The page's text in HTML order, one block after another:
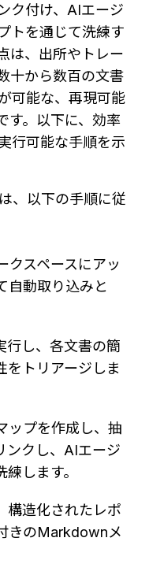
ク付け、AIエージ
トを通じて洗練す
は、出所やトレー
十から数百の文書
可能な、再現可能
す。以下に、効率
行可能な手順を示
、以下の手順に従
クスペースにアッ
自動取り込みと
行し、各文書の簡
をトリアージしま
ップを作成し、抽
ンクし、AIエージ
します。
構造化されたレポ
きのMarkdownメ